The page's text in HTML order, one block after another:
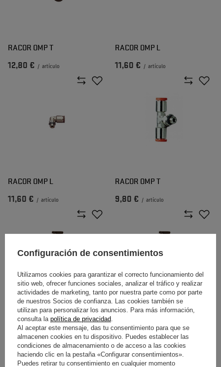
RACOR OMP T
12,80 € / artículo
RACOR OMP L
11,60 € / artículo
RACOR OMP L
11,60 € / artículo
RACOR OMP T
9,80 € / artículo
RACOR OMP T
12,80 €
RACOR OMP T
9,50 € artículo
Configuración de consentimientos
Utilizamos cookies para garantizar el correcto funcionamiento del
sitio web, ofrecer funciones sociales, analizar el tráfico y realizar
actividades de marketing, tanto por nuestra parte como por parte
de nuestros Socios de confianza. Las cookies también se
utilizan para personalizar los anuncios. Para más información,
consulta la política de privacidad
Al aceptar este mensaje, das tu consentimiento para que se
almacenen cookies en tu dispositivo. Puedes establecer las
condiciones de almacenamiento o de acceso a las cookies
haciendo clic en la pestaña «Configurar consentimientos».
Puedes retirar tu consentimiento en cualquier momento